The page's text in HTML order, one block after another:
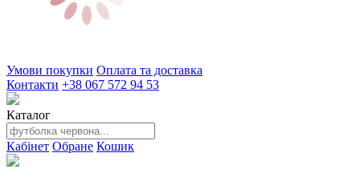
Умови покупки Оплата та доставка
Контакти +38 067 572 94 53
Каталог
Кабінет Обране Кошик